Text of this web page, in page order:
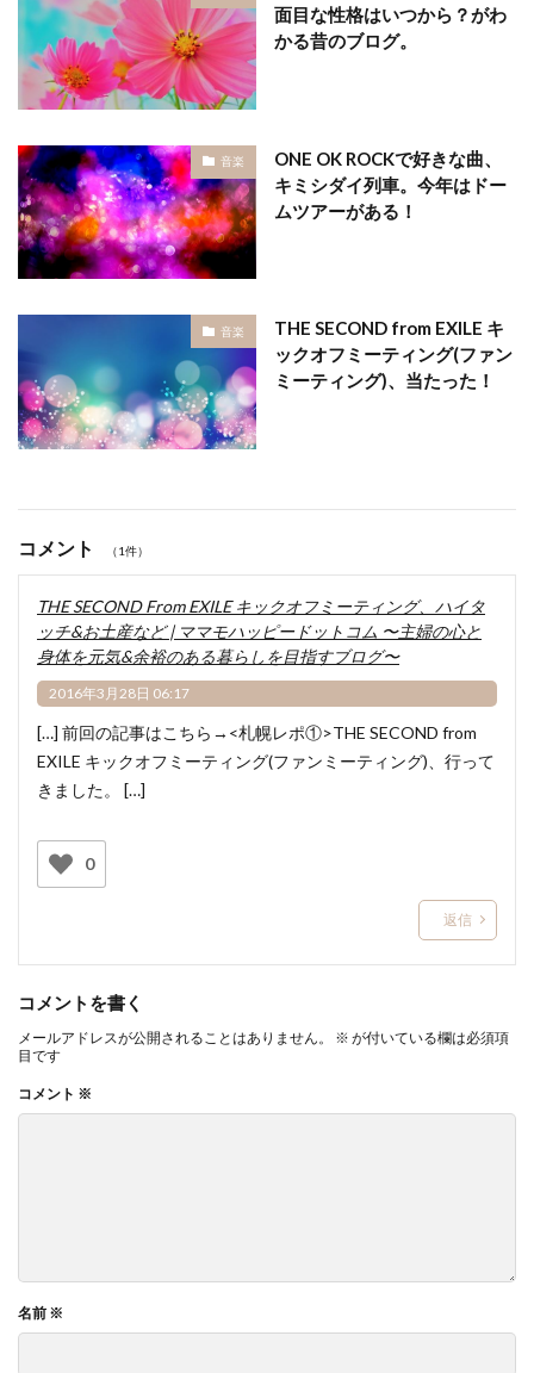
面目な性格はいつから？がわ
かる昔のブログ。
音楽
ONE OK ROCKで好きな曲、
キミシダイ列車。今年はドー
ムツアーがある！
音楽
THE SECOND from EXILE キ
ックオフミーティング(ファン
ミーティング)、当たった！
コメント （1件）
THE SECOND From EXILE キックオフミーティング、ハイタ
ッチ&お土産など | ママモハッピードットコム 〜主婦の心と
身体を元気&余裕のある暮らしを目指すブログ〜
2016年3月28日 06:17
[…] 前回の記事はこちら→<札幌レポ①>THE SECOND from
EXILE キックオフミーティング(ファンミーティング)、行って
きました。 […]
0
返信
コメントを書く
メールアドレスが公開されることはありません。 ※ が付いている欄は必須項
目です
コメント ※
名前 ※